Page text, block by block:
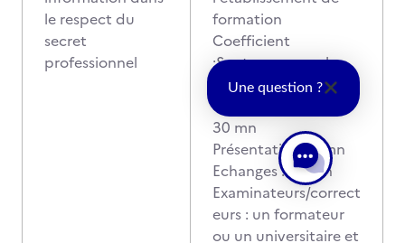
le respect du
secret
professionnel
formation
Coefficient
:Soutenance orale
individuelle : 1
Soutenance orale :
30 mn
Présentation 10 mn
Echanges : 20 mn
Examinateurs/correct
eurs : un formateur
ou un universitaire et
Une question ?